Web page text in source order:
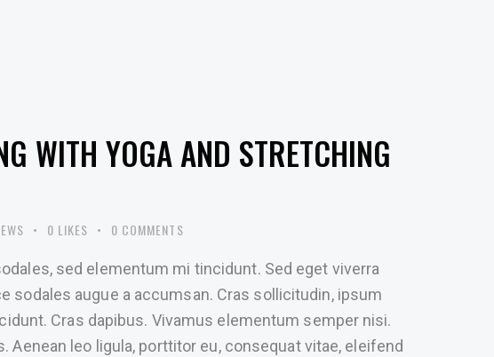
WITH YOGA AND STRETCHING
0 LIKES 0 COMMENTS
sed elementum mi tincidunt. Sed eget viverra
sodales augue a accumsan. Cras sollicitudin, ipsum
Cras dapibus. Vivamus elementum semper nisi.
Aenean leo ligula, porttitor eu, consequat vitae, eleifend